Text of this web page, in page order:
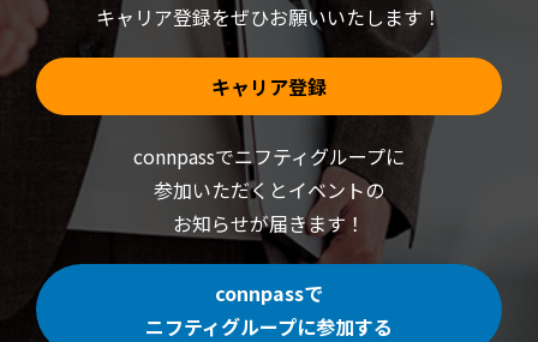
キャリア登録をぜひお願いいたします！
キャリア登録
connpassでニフティグループに
参加いただくとイベントの
お知らせが届きます！
connpassで
ニフティグループに参加する